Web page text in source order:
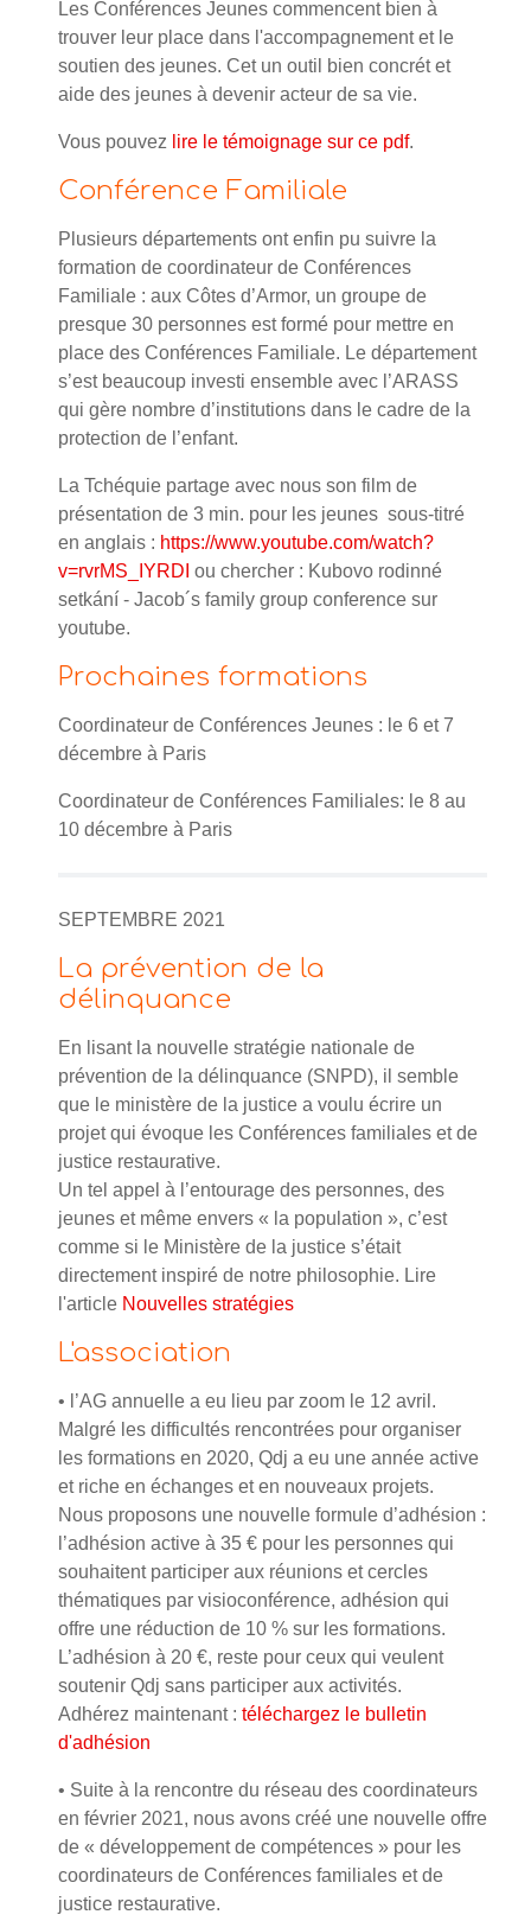
Les Conférences Jeunes commencent bien à
trouver leur place dans l'accompagnement et le
soutien des jeunes. Cet un outil bien concrét et
aide des jeunes à devenir acteur de sa vie.
Vous pouvez lire le témoignage sur ce pdf.
Conférence Familiale
Plusieurs départements ont enfin pu suivre la
formation de coordinateur de Conférences
Familiale : aux Côtes d’Armor, un groupe de
presque 30 personnes est formé pour mettre en
place des Conférences Familiale. Le département
s’est beaucoup investi ensemble avec l’ARASS
qui gère nombre d’institutions dans le cadre de la
protection de l’enfant.
La Tchéquie partage avec nous son film de
présentation de 3 min. pour les jeunes sous-titré
en anglais : https://www.youtube.com/watch?
v=rvrMS_IYRDI ou chercher : Kubovo rodinné
setkání - Jacob´s family group conference sur
youtube.
Prochaines formations
Coordinateur de Conférences Jeunes : le 6 et 7
décembre à Paris
Coordinateur de Conférences Familiales: le 8 au
10 décembre à Paris
SEPTEMBRE 2021
La prévention de la
délinquance
En lisant la nouvelle stratégie nationale de
prévention de la délinquance (SNPD), il semble
que le ministère de la justice a voulu écrire un
projet qui évoque les Conférences familiales et de
justice restaurative.
Un tel appel à l’entourage des personnes, des
jeunes et même envers « la population », c’est
comme si le Ministère de la justice s’était
directement inspiré de notre philosophie. Lire
l'article Nouvelles stratégies
L'association
• l’AG annuelle a eu lieu par zoom le 12 avril.
Malgré les difficultés rencontrées pour organiser
les formations en 2020, Qdj a eu une année active
et riche en échanges et en nouveaux projets.
Nous proposons une nouvelle formule d’adhésion :
l’adhésion active à 35 € pour les personnes qui
souhaitent participer aux réunions et cercles
thématiques par visioconférence, adhésion qui
offre une réduction de 10 % sur les formations.
L’adhésion à 20 €, reste pour ceux qui veulent
soutenir Qdj sans participer aux activités.
Adhérez maintenant : téléchargez le bulletin
d'adhésion
• Suite à la rencontre du réseau des coordinateurs
en février 2021, nous avons créé une nouvelle offre
de « développement de compétences » pour les
coordinateurs de Conférences familiales et de
justice restaurative.